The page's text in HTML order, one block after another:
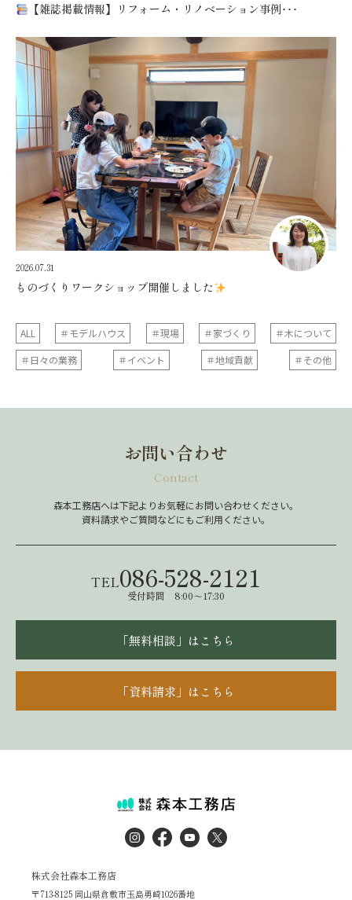
【雑誌掲載情報】リフォーム・リノベーション事例･･･
2026.07.31
ものづくりワークショップ開催しました
ALL ＃モデルハウス ＃現場 ＃家づくり
＃木について
＃日々の業務
＃イベント ＃地域貢献 ＃その他
お問い合わせ
Contact
森本工務店へは下記よりお気軽にお問い合わせください。
資料請求やご質問などにもご利用ください。
TEL086-528-2121
受付時間 8:00～17:30
「無料相談」はこちら
「資料請求」はこちら
株式会社森本工務店
〒713-8125 岡山県倉敷市玉島勇崎1026番地